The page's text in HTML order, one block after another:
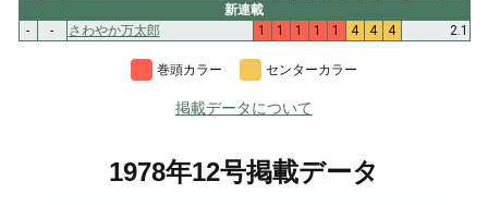
新連載
-
- さわやか万太郎 1 1 1 1 1 4 4 4 2.1
巻頭カラー センターカラー
掲載データについて
1978年12号掲載データ